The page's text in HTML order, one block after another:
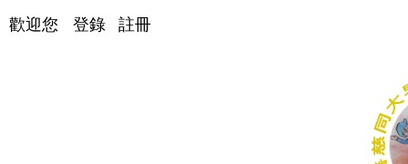
歡迎您 登錄 註冊